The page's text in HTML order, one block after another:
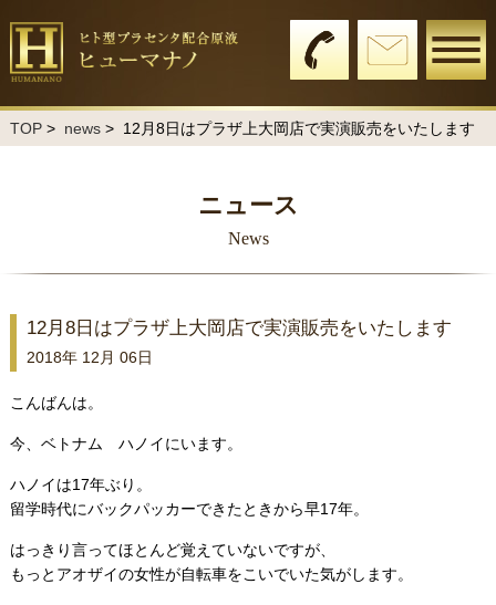
TOP> news> 12月8日はプラザ上大岡店で実演販売をいたします
ニュース
News
12月8日はプラザ上大岡店で実演販売をいたします
2018年 12月 06日
こんばんは。
今、ベトナム ハノイにいます。
ハノイは17年ぶり。
留学時代にバックパッカーできたときから早17年。
はっきり言ってほとんど覚えていないですが、
もっとアオザイの女性が自転車をこいでいた気がします。